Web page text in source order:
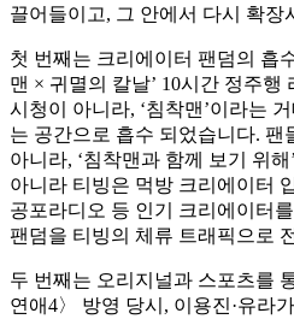
끌어들이고, 그 안에서 다시 확장
첫 번째는 크리에이터 팬덤의 흡
맨 × 귀멸의 칼날’ 10시간 정주
시청이 아니라, ‘침착맨’이라는
는 공간으로 흡수 되었습니다. 팬
아니라, ‘침착맨과 함께 보기 위
아니라 티빙은 먹방 크리에이터
공포라디오 등 인기 크리에이터
팬덤을 티빙의 체류 트래픽으로
두 번째는 오리지널과 스포츠를
연애4〉 방영 당시, 이용진·유라